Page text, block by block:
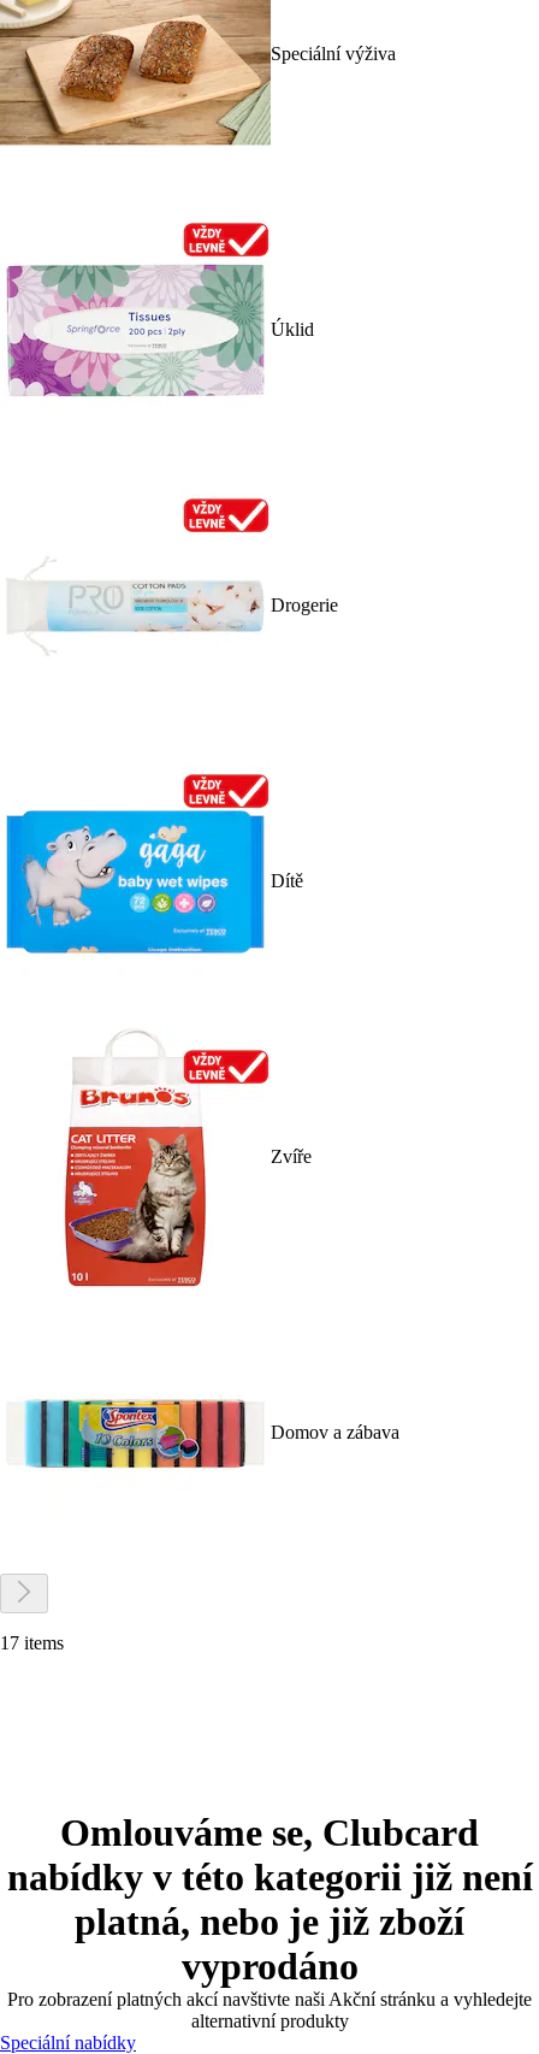
Speciální výživa
Úklid
Drogerie
Dítě
Zvíře
Domov a zábava
17 items
Omlouváme se, Clubcard
nabídky v této kategorii již není
platná, nebo je již zboží
vyprodáno
Pro zobrazení platných akcí navštivte naši Akční stránku a vyhledejte
alternativní produkty
Speciální nabídky